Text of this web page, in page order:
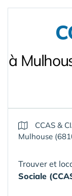
à
CCAS &
Mulhouse
Trouver et
Sociale